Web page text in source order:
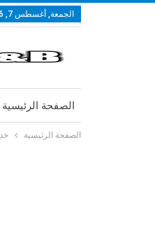
الجمعة, أغسطس 7, 2026
الصفحة الرئيسية
الصفحة الرئيسية